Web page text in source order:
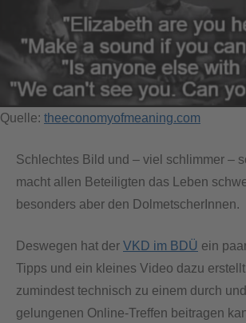
Quelle: theeconomyofmeaning.com
Schlechtes Bild und – viel schlimmer –
macht allen Beteiligten das Leben
besonders aber den DolmetscherInnen.
Deswegen hat der VKD im BDÜ ein
Tipps und ein kleines Video dazu
zumindest technisch zu einem durch
gelungenen Online-Treffen beitragen